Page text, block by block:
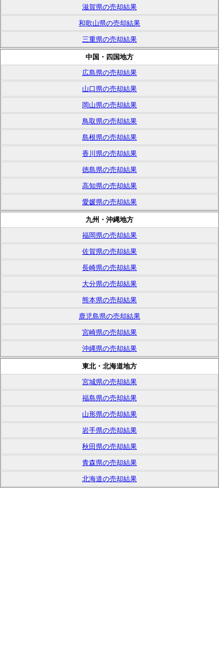
滋賀県の売却結果
和歌山県の売却結果
三重県の売却結果
中国・四国地方
広島県の売却結果
山口県の売却結果
岡山県の売却結果
鳥取県の売却結果
島根県の売却結果
香川県の売却結果
徳島県の売却結果
高知県の売却結果
愛媛県の売却結果
九州・沖縄地方
福岡県の売却結果
佐賀県の売却結果
長崎県の売却結果
大分県の売却結果
熊本県の売却結果
鹿児島県の売却結果
宮崎県の売却結果
沖縄県の売却結果
東北・北海道地方
宮城県の売却結果
福島県の売却結果
山形県の売却結果
岩手県の売却結果
秋田県の売却結果
青森県の売却結果
北海道の売却結果